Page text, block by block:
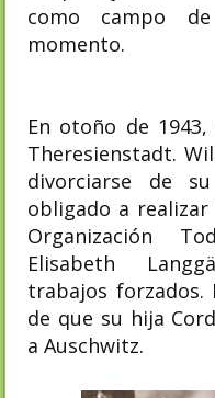
como campo
momento.
En otoño de
Theresienstadt.
divorciarse de
obligado a
Organización
Elisabeth
trabajos forzados.
de que su hija
a Auschwitz.